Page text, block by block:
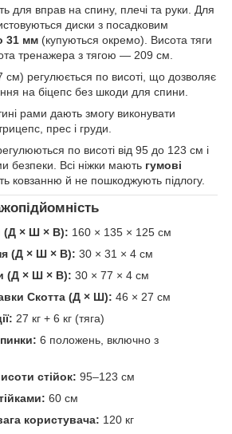
для вправ на спину, плечі та руки. Для
диски з посадковим
31 мм (купуються окремо). Висота тяги
тренажера з тягою — 209 см.
см) регулюється по висоті, що дозволяє
на біцепс без шкоди для спини.
рами дають змогу виконувати
прес і груди.
по висоті від 95 до 123 см і
безпеки. Всі ніжки мають гумові
ковзанню й не пошкоджують підлогу.
(Д × Ш × В): 160 × 135 × 125 см
(Д × Ш × В): 30 × 31 × 4 см
(Д × Ш × В): 30 × 77 × 4 см
Скотта (Д × Ш): 46 × 27 см
27 кг + 6 кг (тяга)
6 положень, включно з
стійок: 95–123 см
60 см
користувача: 120 кг